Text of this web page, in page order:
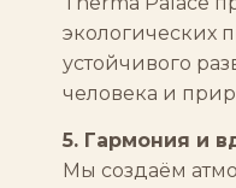
экологических
устойчивого
человека и
5. Гармония и
Мы создаём